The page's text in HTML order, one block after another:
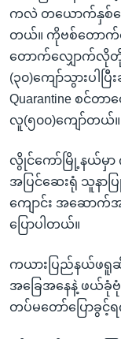
ကလဲ တယောက်နှစ်ယ
တယ်။ ကိုဗစ်တောက်
တောက်လျှောက်လို
(၃၀)ကျော်သွားပါ
Quarantine စင်တာ
လူ(၅၀၀)ကျော်တယ်။
လွိုင်ကော်မြို့နယ်မှာ
အပြင်ဆေးရုံ သူနာ
ကျောင်း အဆော
ပြောပါတယ်။
ကယားပြည်နယ်ဖ
အခြေအနေနဲ့ ဖယ်
တပ်မတော်ပြောခွ